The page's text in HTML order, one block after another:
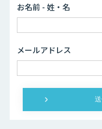
お名前 - 姓・名
メールアドレス